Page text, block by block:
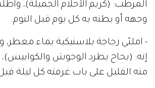
المرطب: (كريم الأحلام الجميلة)،
وجهه أو بطنه به كل يوم قبل النوم.
- املئي زجاجة بلاستيكية بماء
إنه: (بخاخ يطرد الوحوش
منه القليل على باب غرفته كل ليلة